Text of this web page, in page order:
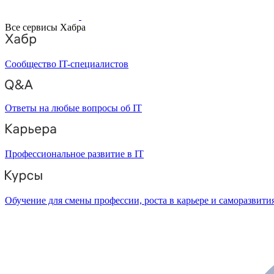
Все сервисы Хабра
Сообщество IT-специалистов
Ответы на любые вопросы об IT
Профессиональное развитие в IT
Обучение для смены профессии, роста в карьере и